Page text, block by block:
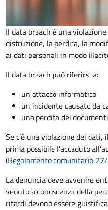
Il data breach è una
distruzione, la perdita, la
ai dati personali in modo
Il data breach può riferirsi a:
un attacco informatico
un incidente causato da
una perdita dei
Se c’è una violazione dei
prima possibile l'accaduto
(Regolamento comunitario
La denuncia deve avvenire
venuto a conoscenza della
ritardi devono essere